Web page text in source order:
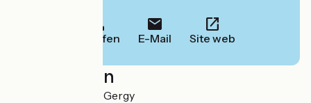
Anrufen E-Mail Site web
Localisation
Rue du Bac 71590 Gergy